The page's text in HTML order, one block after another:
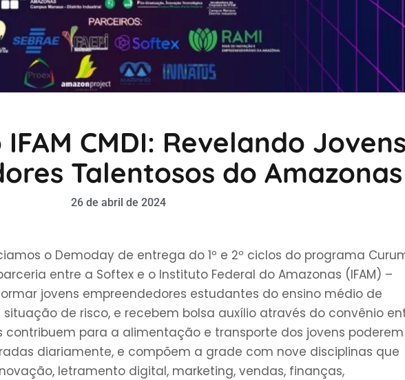
CMDI: Revelando
Talentosos do Amazonas
26 de abril de 2024
o Demoday de entrega do 1º e 2º ciclos do programa
entre a Softex e o Instituto Federal do Amazonas (IFAM) –
jovens empreendedores estudantes do ensino médio de
de risco, e recebem bolsa auxílio através do convênio
contribuem para a alimentação e transporte dos jovens
diariamente, e compõem a grade com nove disciplinas que
letramento digital, marketing, vendas, finanças,